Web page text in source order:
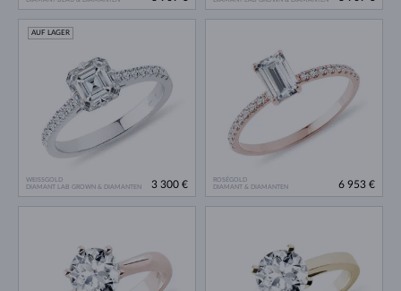
WEISSGOLD
DIAMANT LAB GROWN & DIAMANTEN
AUF LAGER
3 300 €
ROSÉGOLD
DIAMANT & DIAMANTEN
6 953 €